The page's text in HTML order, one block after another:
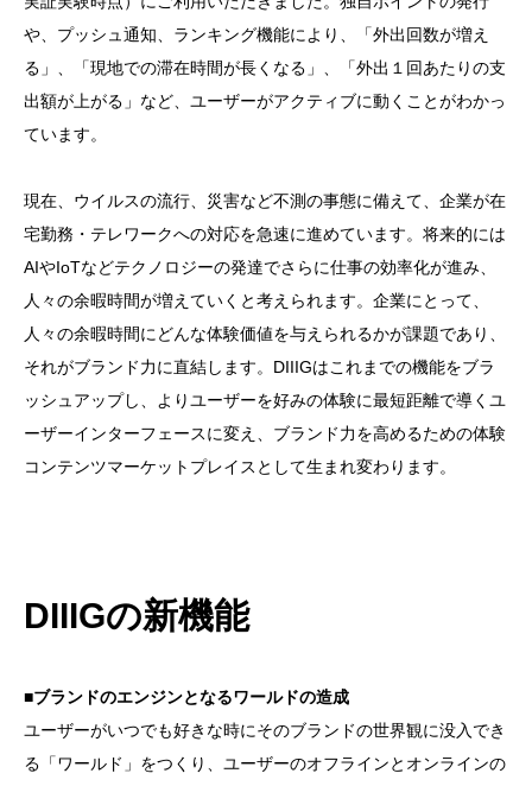
や、プッシュ通知、ランキング機能により、「外出回数が増え
る」、「現地での滞在時間が長くなる」、「外出１回あたりの支
出額が上がる」など、ユーザーがアクティブに動くことがわかっ
ています。
現在、ウイルスの流行、災害など不測の事態に備えて、企業が在
宅勤務・テレワークへの対応を急速に進めています。将来的には
AIやIoTなどテクノロジーの発達でさらに仕事の効率化が進み、
人々の余暇時間が増えていくと考えられます。企業にとって、
人々の余暇時間にどんな体験価値を与えられるかが課題であり、
それがブランド力に直結します。DIIIGはこれまでの機能をブラ
ッシュアップし、よりユーザーを好みの体験に最短距離で導くユ
ーザーインターフェースに変え、ブランド力を高めるための体験
コンテンツマーケットプレイスとして生まれ変わります。
DIIIGの新機能
■ブランドのエンジンとなるワールドの造成
ユーザーがいつでも好きな時にそのブランドの世界観に没入でき
る「ワールド」をつくり、ユーザーのオフラインとオンラインの